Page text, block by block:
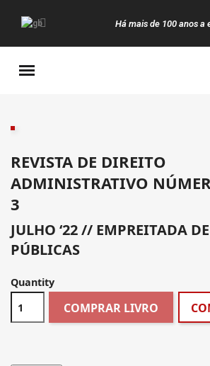
Há mais de 100 anos a
REVISTA DE DIREITO
ADMINISTRATIVO
3
JULHO ‘22 // EMPREITADA
PÚBLICAS
Quantity
COMPRAR LIVRO